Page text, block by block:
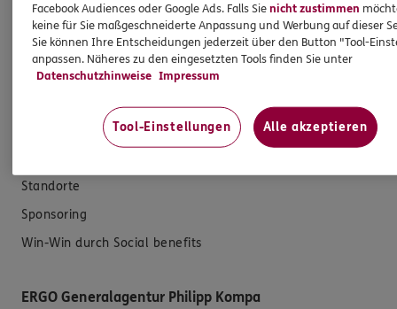
EU-Offenlegungsvereinbarung
Datenverarbeitung
Das könnte Sie auch interessieren
Unsere Agentur
Standorte
Sponsoring
Win-Win durch Social benefits
ERGO Generalagentur Philipp Kompa
Facebook Audiences oder Google Ads. Falls Sienicht zustimmen
keine für Sie maßgeschneiderte Anpassung und Werbung auf dieser
Sie können Ihre Entscheidungen jederzeit über den Button "Tool-
anpassen. Näheres zu den eingesetzten Tools finden Sie unter
Datenschutzhinweise Impressum
Tool-Einstellungen Alle akzeptieren